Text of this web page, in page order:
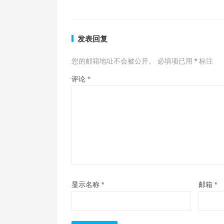
发表回复
您的邮箱地址不会被公开。 必填项已用 * 标注
评论 *
显示名称 * 邮箱 *